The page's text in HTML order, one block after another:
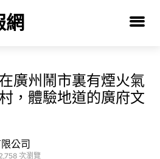
網
廣州鬧市裏有煙火氣
，體驗地道的廣府文
公司
次瀏覽